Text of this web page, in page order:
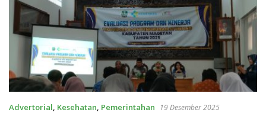
Advertorial, Kesehatan, Pemerintahan 19 Desember 2025